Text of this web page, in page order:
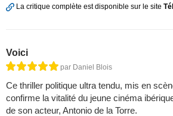
La critique complète est disponible sur le site
Voici
par Daniel Blois
Ce thriller politique ultra tendu, mis en
confirme la vitalité du jeune cinéma
de son acteur, Antonio de la Torre.